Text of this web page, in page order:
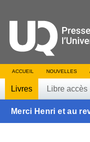
ACCUEIL NOUVELLES
Livres Libre accès
Merci Henri et au